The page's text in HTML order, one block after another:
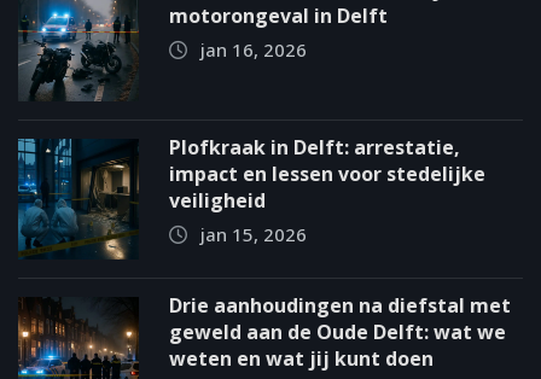
motorongeval in Delft
jan 16, 2026
Plofkraak in Delft: arrestatie,
impact en lessen voor stedelijke
veiligheid
jan 15, 2026
Drie aanhoudingen na diefstal met
geweld aan de Oude Delft: wat we
weten en wat jij kunt doen